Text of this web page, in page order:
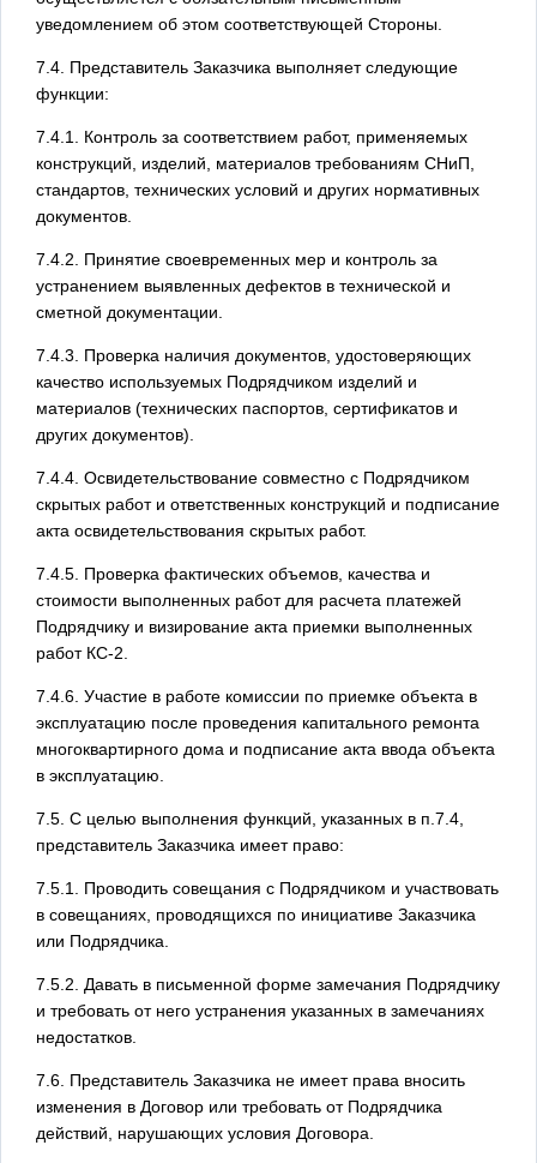
уведомлением об этом соответствующей Стороны.
7.4. Представитель Заказчика выполняет следующие
функции:
7.4.1. Контроль за соответствием работ, применяемых
конструкций, изделий, материалов требованиям СНиП,
стандартов, технических условий и других нормативных
документов.
7.4.2. Принятие своевременных мер и контроль за
устранением выявленных дефектов в технической и
сметной документации.
7.4.3. Проверка наличия документов, удостоверяющих
качество используемых Подрядчиком изделий и
материалов (технических паспортов, сертификатов и
других документов).
7.4.4. Освидетельствование совместно с Подрядчиком
скрытых работ и ответственных конструкций и подписание
акта освидетельствования скрытых работ.
7.4.5. Проверка фактических объемов, качества и
стоимости выполненных работ для расчета платежей
Подрядчику и визирование акта приемки выполненных
работ КС-2.
7.4.6. Участие в работе комиссии по приемке объекта в
эксплуатацию после проведения капитального ремонта
многоквартирного дома и подписание акта ввода объекта
в эксплуатацию.
7.5. С целью выполнения функций, указанных в п.7.4,
представитель Заказчика имеет право:
7.5.1. Проводить совещания с Подрядчиком и участвовать
в совещаниях, проводящихся по инициативе Заказчика
или Подрядчика.
7.5.2. Давать в письменной форме замечания Подрядчику
и требовать от него устранения указанных в замечаниях
недостатков.
7.6. Представитель Заказчика не имеет права вносить
изменения в Договор или требовать от Подрядчика
действий, нарушающих условия Договора.